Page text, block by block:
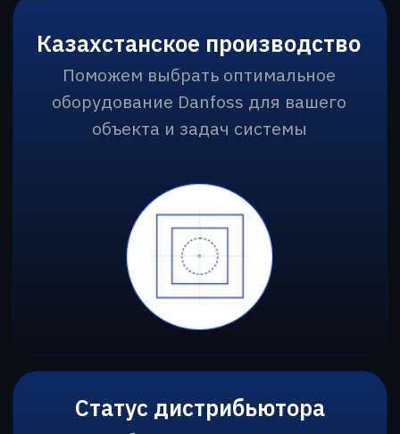
Подбираем решения для
Проекты под ключ
объекта и задач системы